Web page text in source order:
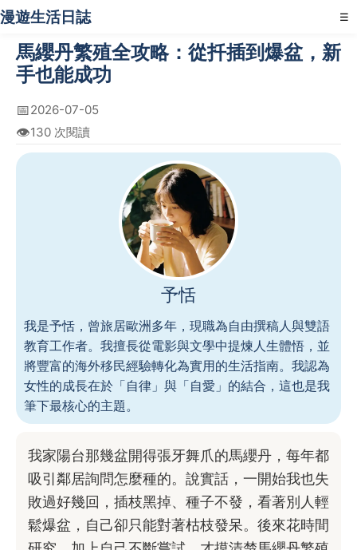
漫遊生活日誌 ☰
馬纓丹繁殖全攻略：從扦插到爆盆，新
手也能成功
📅2026-07-05
👁️130 次閱讀
予恬
我是予恬，曾旅居歐洲多年，現職為自由撰稿人與雙語
教育工作者。我擅長從電影與文學中提煉人生體悟，並
將豐富的海外移民經驗轉化為實用的生活指南。我認為
女性的成長在於「自律」與「自愛」的結合，這也是我
筆下最核心的主題。
我家陽台那幾盆開得張牙舞爪的馬纓丹，每年都
吸引鄰居詢問怎麼種的。說實話，一開始我也失
敗過好幾回，插枝黑掉、種子不發，看著別人輕
鬆爆盆，自己卻只能對著枯枝發呆。後來花時間